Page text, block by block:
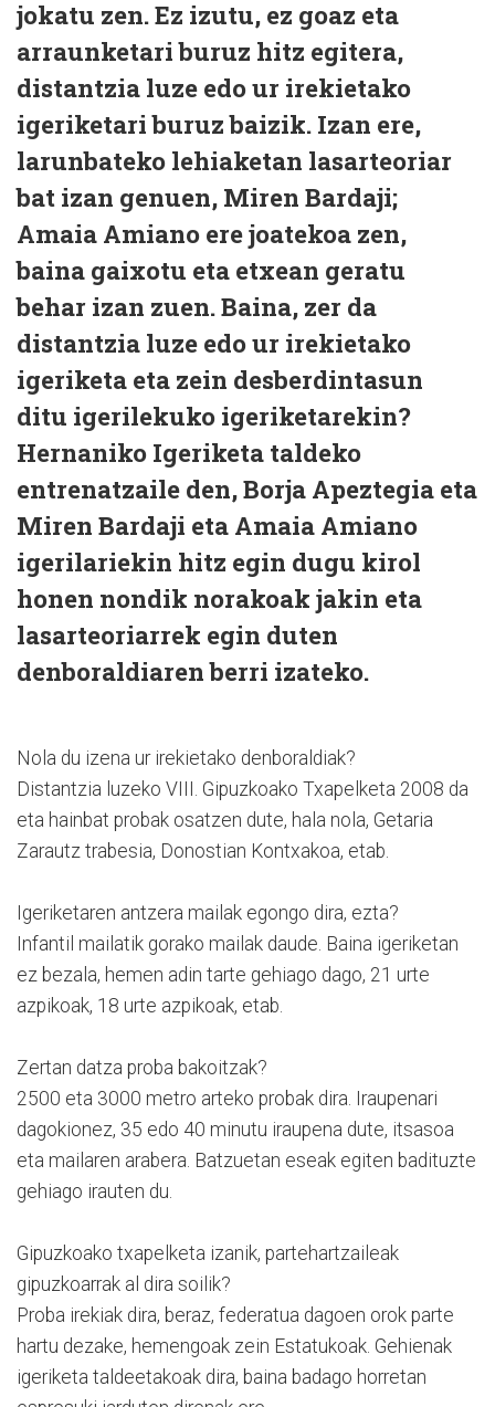
jokatu zen. Ez izutu, ez goaz eta
arraunketari buruz hitz egitera,
distantzia luze edo ur irekietako
igeriketari buruz baizik. Izan ere,
larunbateko lehiaketan lasarteoriar
bat izan genuen, Miren Bardaji;
Amaia Amiano ere joatekoa zen,
baina gaixotu eta etxean geratu
behar izan zuen. Baina, zer da
distantzia luze edo ur irekietako
igeriketa eta zein desberdintasun
ditu igerilekuko igeriketarekin?
Hernaniko Igeriketa taldeko
entrenatzaile den, Borja Apeztegia eta
Miren Bardaji eta Amaia Amiano
igerilariekin hitz egin dugu kirol
honen nondik norakoak jakin eta
lasarteoriarrek egin duten
denboraldiaren berri izateko.
Nola du izena ur irekietako denboraldiak?
Distantzia luzeko VIII. Gipuzkoako Txapelketa 2008 da
eta hainbat probak osatzen dute, hala nola, Getaria
Zarautz trabesia, Donostian Kontxakoa, etab.
Igeriketaren antzera mailak egongo dira, ezta?
Infantil mailatik gorako mailak daude. Baina igeriketan
ez bezala, hemen adin tarte gehiago dago, 21 urte
azpikoak, 18 urte azpikoak, etab.
Zertan datza proba bakoitzak?
2500 eta 3000 metro arteko probak dira. Iraupenari
dagokionez, 35 edo 40 minutu iraupena dute, itsasoa
eta mailaren arabera. Batzuetan eseak egiten badituzte
gehiago irauten du.
Gipuzkoako txapelketa izanik, partehartzaileak
gipuzkoarrak al dira soilik?
Proba irekiak dira, beraz, federatua dagoen orok parte
hartu dezake, hemengoak zein Estatukoak. Gehienak
igeriketa taldeetakoak dira, baina badago horretan